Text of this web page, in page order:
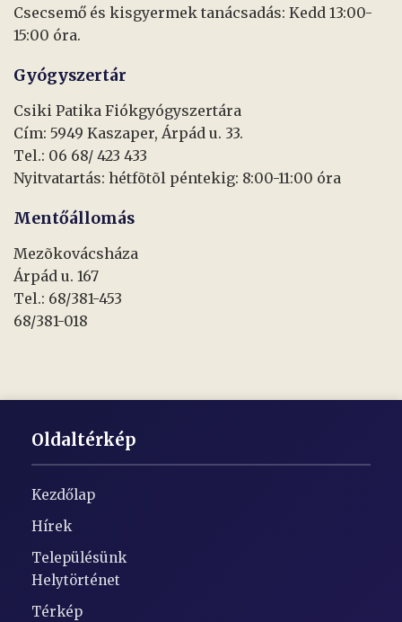
Csecsemő és kisgyermek tanácsadás: Kedd 13:00-
15:00 óra.
Gyógyszertár
Csiki Patika Fiókgyógyszertára
Cím: 5949 Kaszaper, Árpád u. 33.
Tel.: 06 68/ 423 433
Nyitvatartás: hétfõtõl péntekig: 8:00-11:00 óra
Mentőállomás
Mezõkovácsháza
Árpád u. 167
Tel.: 68/381-453
68/381-018
Oldaltérkép
Kezdőlap
Hírek
Településünk
Helytörténet
Térkép